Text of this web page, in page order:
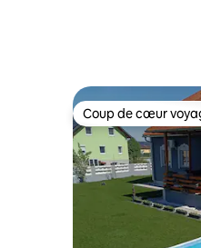
Coup de cœur
Coup de cœur